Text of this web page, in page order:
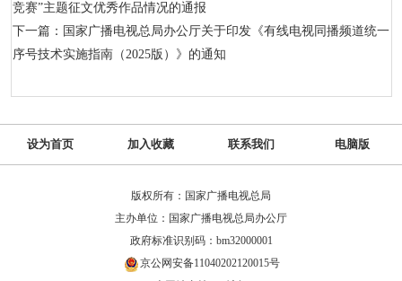
竞赛”主题征文优秀作品情况的通报
下一篇：国家广播电视总局办公厅关于印发《有线电视同播频道统一
序号技术实施指南（2025版）》的通知
设为首页 加入收藏 联系我们 电脑版
版权所有：国家广播电视总局
主办单位：国家广播电视总局办公厅
政府标准识别码：bm32000001
京公网安备11040202120015号